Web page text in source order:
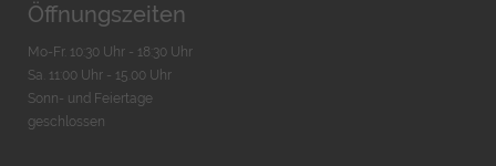
Öffnungszeiten
Mo-Fr. 10:30 Uhr - 18:30 Uhr
Sa. 11:00 Uhr - 15.00 Uhr
Sonn- und Feiertage
geschlossen